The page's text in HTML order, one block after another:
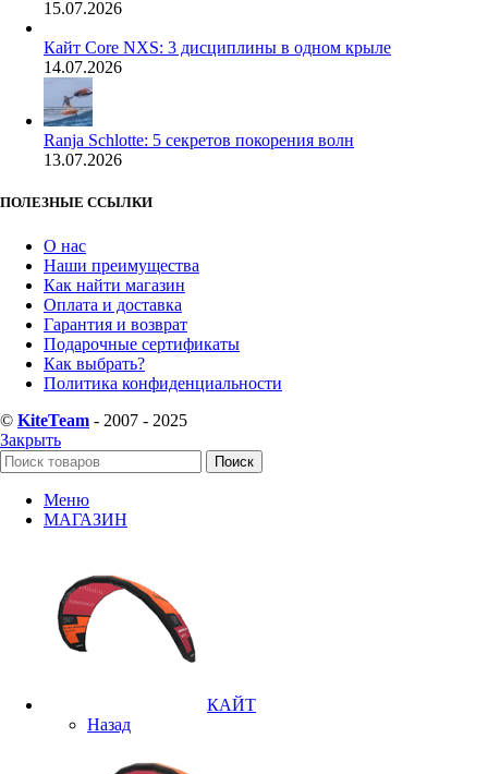
15.07.2026
Кайт Core NXS: 3 дисциплины в одном крыле
14.07.2026
Ranja Schlotte: 5 секретов покорения волн
13.07.2026
ПОЛЕЗНЫЕ ССЫЛКИ
О нас
Наши преимущества
Как найти магазин
Оплата и доставка
Гарантия и возврат
Подарочные сертификаты
Как выбрать?
Политика конфиденциальности
© KiteTeam - 2007 - 2025
Закрыть
Поиск
Меню
МАГАЗИН
КАЙТ
Назад